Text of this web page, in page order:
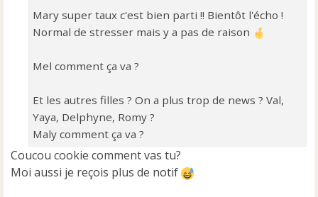
Mary super taux c'est bien parti !! Bientôt l'écho !
Normal de stresser mais y a pas de raison
Mel comment ça va ?
Et les autres filles ? On a plus trop de news ? Val,
Yaya, Delphyne, Romy ?
Maly comment ça va ?
Coucou cookie comment vas tu?
Moi aussi je reçois plus de notif